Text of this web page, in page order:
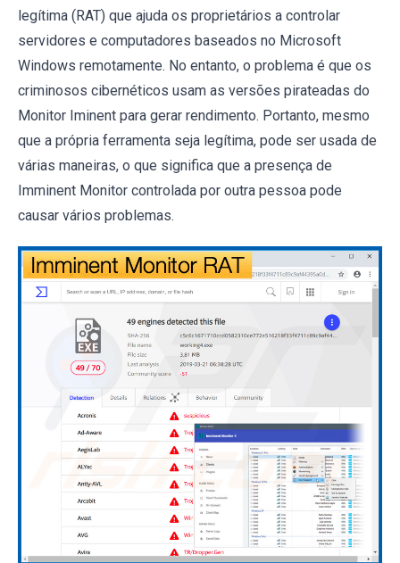
legítima (RAT) que ajuda os proprietários a controlar
servidores e computadores baseados no Microsoft
Windows remotamente. No entanto, o problema é que os
criminosos cibernéticos usam as versões pirateadas do
Monitor Iminent para gerar rendimento. Portanto, mesmo
que a própria ferramenta seja legítima, pode ser usada de
várias maneiras, o que significa que a presença de
Imminent Monitor controlada por outra pessoa pode
causar vários problemas.